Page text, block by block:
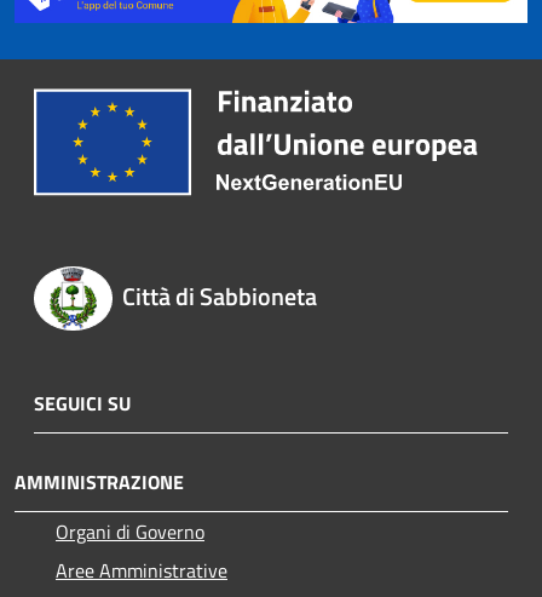
Città di Sabbioneta
SEGUICI SU
AMMINISTRAZIONE
Organi di Governo
Aree Amministrative